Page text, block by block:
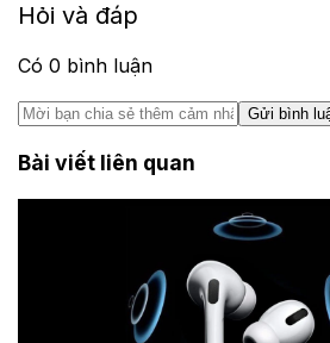
Hỏi và đáp
Có 0 bình luận
Gửi bình
Bài viết liên quan